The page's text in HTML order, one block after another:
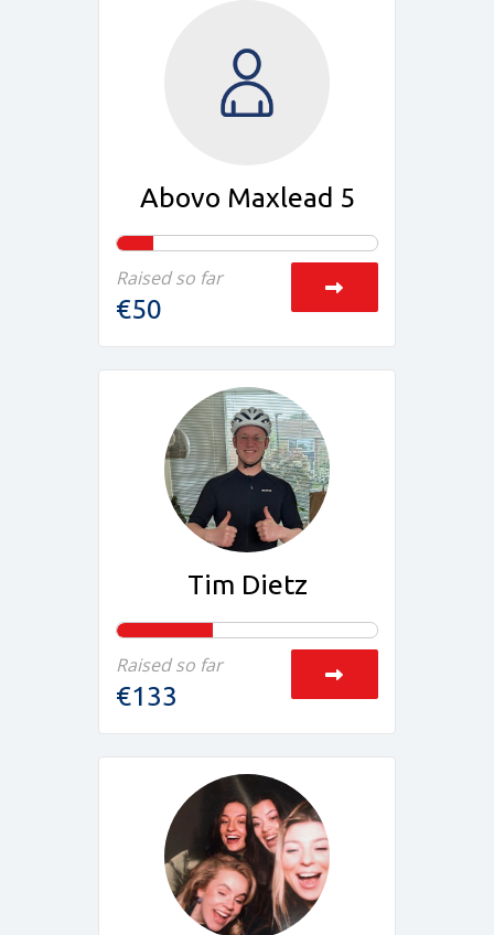
Abovo Maxlead 5
Raised so far
€50
Tim Dietz
Raised so far
€133